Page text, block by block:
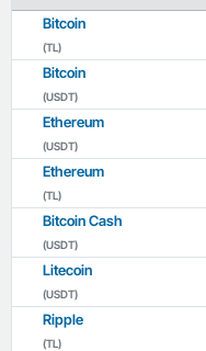
Bitcoin
(TL)
Bitcoin
(USDT)
Ethereum
(USDT)
Ethereum
(TL)
Bitcoin Cash
(USDT)
Litecoin
(USDT)
Ripple
(TL)